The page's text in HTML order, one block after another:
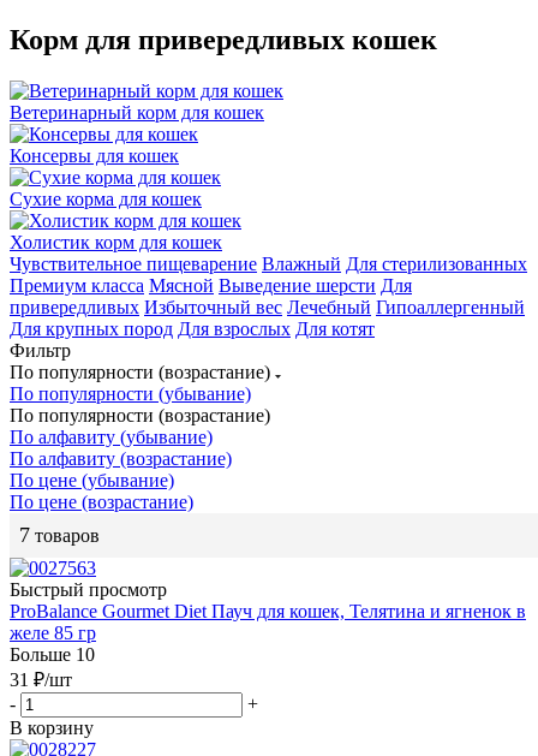
Корм для привередливых кошек
Ветеринарный корм для кошек
Консервы для кошек
Сухие корма для кошек
Холистик корм для кошек
Чувствительное пищеварение Влажный Для стерилизованных
Премиум класса Мясной Выведение шерсти Для
привередливых Избыточный вес Лечебный Гипоаллергенный
Для крупных пород Для взрослых Для котят
Фильтр
По популярности (возрастание)
По популярности (убывание)
По популярности (возрастание)
По алфавиту (убывание)
По алфавиту (возрастание)
По цене (убывание)
По цене (возрастание)
7 товаров
Быстрый просмотр
ProBalance Gourmet Diet Пауч для кошек, Телятина и ягненок в
желе 85 гр
Больше 10
31 ₽/шт
-
+
В корзину